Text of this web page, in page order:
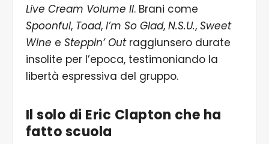
Live Cream Volume II. Brani come
Spoonful, Toad, I’m So Glad, N.S.U., Sweet
Wine e Steppin’ Outraggiunsero durate
insolite per l’epoca, testimoniando la
libertà espressiva del gruppo.
Il solo di Eric Clapton che ha
fatto scuola